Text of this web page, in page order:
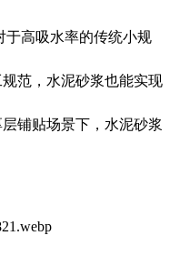
高吸水率的传统小规
范，水泥砂浆也能实现
铺贴场景下，水泥砂浆